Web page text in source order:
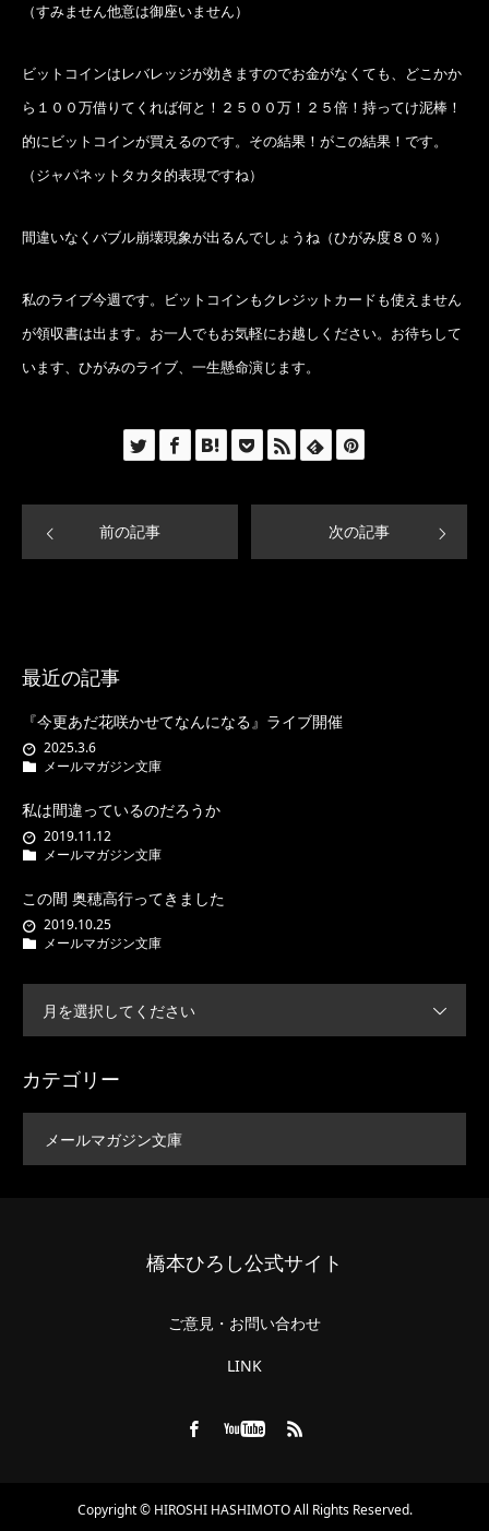
（すみません他意は御座いません）
ビットコインはレバレッジが効きますのでお金がなくても、どこかか
ら１００万借りてくれば何と！２５００万！２５倍！持ってけ泥棒！
的にビットコインが買えるのです。その結果！がこの結果！です。
（ジャパネットタカタ的表現ですね）
間違いなくバブル崩壊現象が出るんでしょうね（ひがみ度８０％）
私のライブ今週です。ビットコインもクレジットカードも使えません
が領収書は出ます。お一人でもお気軽にお越しください。お待ちして
います、ひがみのライブ、一生懸命演じます。
前の記事 次の記事
最近の記事
『今更あだ花咲かせてなんになる』ライブ開催
2025.3.6
メールマガジン文庫
私は間違っているのだろうか
2019.11.12
メールマガジン文庫
この間 奥穂高行ってきました
2019.10.25
メールマガジン文庫
月を選択してください
カテゴリー
メールマガジン文庫
橋本ひろし公式サイト
ご意見・お問い合わせ
LINK
Copyright © HIROSHI HASHIMOTO All Rights Reserved.